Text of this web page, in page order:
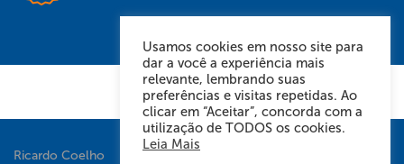
Ricardo Coelho
Usamos cookies em nosso site para
dar a você a experiência mais
relevante, lembrando suas
preferências e visitas repetidas. Ao
clicar em “Aceitar”, concorda com a
utilização de TODOS os cookies.
Leia Mais